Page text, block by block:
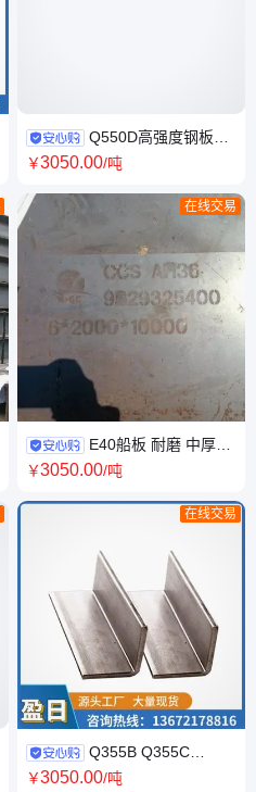
Q550D高强度钢板
Q550E高强板激光切割下料特
￥3050.00/吨
在线交易
E40船板 耐磨 中厚板
热轧A40板 现货销售盈日钢材
￥3050.00/吨
在线交易
Q355B Q355C
Q355D角钢 莱钢唐钢 耐低温型
￥3050.00/吨